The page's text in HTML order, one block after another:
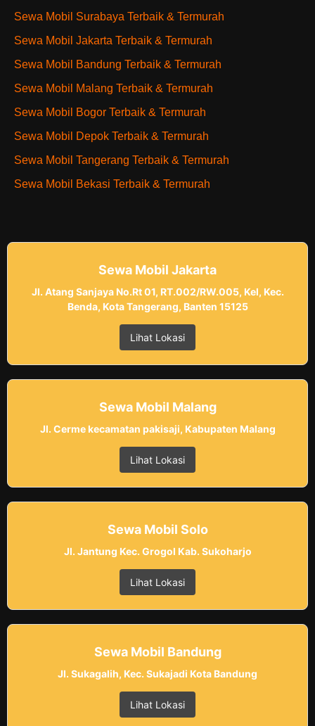
Sewa Mobil Surabaya Terbaik & Termurah
Sewa Mobil Jakarta Terbaik & Termurah
Sewa Mobil Bandung Terbaik & Termurah
Sewa Mobil Malang Terbaik & Termurah
Sewa Mobil Bogor Terbaik & Termurah
Sewa Mobil Depok Terbaik & Termurah
Sewa Mobil Tangerang Terbaik & Termurah
Sewa Mobil Bekasi Terbaik & Termurah
Sewa Mobil Jakarta
Jl. Atang Sanjaya No.Rt 01, RT.002/RW.005, Kel, Kec.
Benda, Kota Tangerang, Banten 15125
Lihat Lokasi
Sewa Mobil Malang
Jl. Cerme kecamatan pakisaji, Kabupaten Malang
Lihat Lokasi
Sewa Mobil Solo
Jl. Jantung Kec. Grogol Kab. Sukoharjo
Lihat Lokasi
Sewa Mobil Bandung
Jl. Sukagalih, Kec. Sukajadi Kota Bandung
Lihat Lokasi